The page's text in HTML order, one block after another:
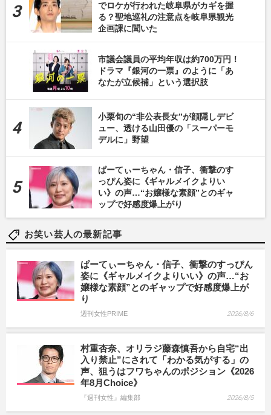
でロケが行われた岐阜県がカギを握
る？聖地巡礼の注意点を岐阜県観光
企画課に聞いた
市議会議員の平均年収は約700万円！
ドラマ『銀河の一票』のように「あ
なたが立候補」という選択肢
小栗旬の“非公表長女”が顔隠しデビ
ュー、透ける山田優の「スーパーモ
デルに」野望
ぱーてぃーちゃん・信子、衝撃のす
っぴん姿に《ギャルメイクよりい
い》の声…“お嬢様な素顔”とのギャ
ップで好感度爆上がり
お笑い芸人の最新記事
ぱーてぃーちゃん・信子、衝撃のすっぴん
姿に《ギャルメイクよりいい》の声…“お
嬢様な素顔”とのギャップで好感度爆上が
り
週刊女性PRIME 2026/8/6
村重杏奈、オリラジ藤森慎吾から自宅“出
入り禁止”にされて「わかる気がする」の
声、狙うはフワちゃんのポジション《2026
年8月Choice》
『週刊女性』編集部 2026/8/5